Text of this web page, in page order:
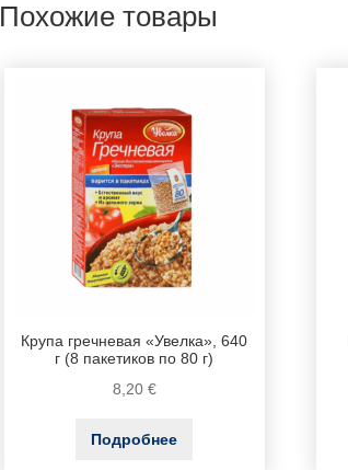
Похожие товары
Крупа гречневая «Увелка», 640
г (8 пакетиков по 80 г)
8,20 €
Подробнее